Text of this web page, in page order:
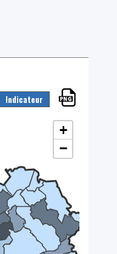
Indicateur
+
−